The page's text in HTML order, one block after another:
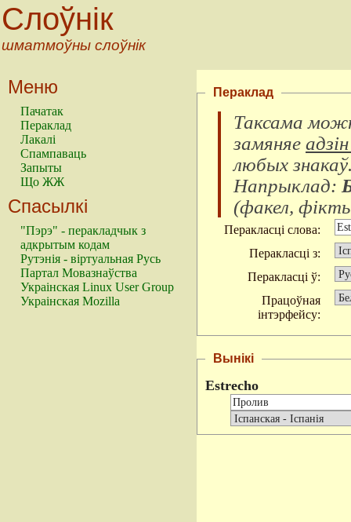
Слоўнік
шматмоўны слоўнік
Меню
Пачатак
Пераклад
Лакалі
Спампаваць
Запыты
Що ЖЖ
Спасылкі
"Пэрэ" - перакладчык з
адкрытым кодам
Рутэнія - віртуальная Русь
Партал Мовазнаўства
Украінская Linux User Group
Украінская Mozilla
Пераклад
Таксама
замяняе
любых знакаў
Напрыклад:
(факел,
Перакласці слова:
Перакласці з:
Перакласці ў:
Працоўная
інтэрфейсу:
Вынікі
Estrecho